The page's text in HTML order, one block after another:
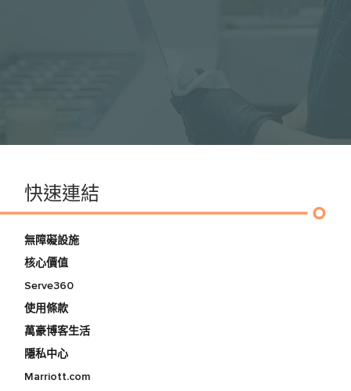
快速連結
無障礙設施
核心價值
Serve360
使用條款
萬豪博客生活
隱私中心
Marriott.com